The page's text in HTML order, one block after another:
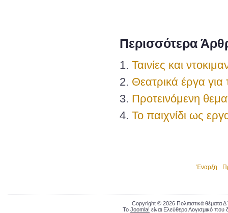
Περισσότερα
Ταινίες και
Θεατρικά έργα για
Προτεινόμενη
Το παιχνίδι ως
Έναρξη
Copyright © 2026 Πολιτιστικά θέματα
Το Joomla! είναι Ελεύθερο Λογισμικό που